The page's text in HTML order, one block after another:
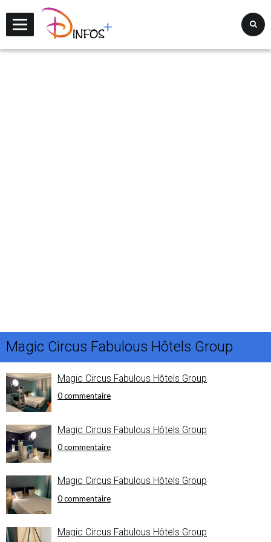
Magic Circus Fabulous Hôtels Group
Magic Circus Fabulous Hôtels Group
0 commentaire
Magic Circus Fabulous Hôtels Group
0 commentaire
Magic Circus Fabulous Hôtels Group
0 commentaire
Magic Circus Fabulous Hôtels Group